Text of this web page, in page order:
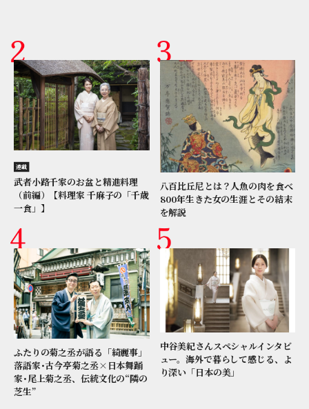
連載
武者小路千家のお盆と精進料理
（前編）【料理家 千麻子の「千歳
一食」】
八百比丘尼とは？人魚の肉を食べ
800年生きた女の生涯とその結末
を解説
ふたりの菊之丞が語る「綺麗事」
落語家･古今亭菊之丞×日本舞踊
家･尾上菊之丞、伝統文化の“隣の
芝生”
中谷美紀さんスペシャルインタビ
ュー。海外で暮らして感じる、よ
り深い「日本の美」